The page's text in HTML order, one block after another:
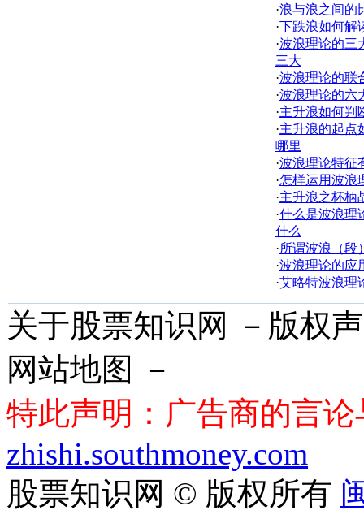
·浪与浪之间的
·下跌浪如何解
·波浪理论的三
三大
·波浪理论的联
·波浪理论的六
·主升浪如何判
·主升浪的起点
哪里
·波浪理论特征
·怎样运用波浪
·主升浪之杯柄
·什么是波浪理
什么
·所谓波浪（段
·波浪理论的应
·艾略特波浪理
关于股票知识网 －版权
网站地图 －
特此声明：广告商的言
zhishi.southmoney.com
股票知识网 © 版权所有